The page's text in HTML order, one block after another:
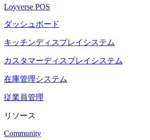
Loyverse POS
ダッシュボード
キッチンディスプレイシステム
カスタマーディスプレイシステム
在庫管理システム
従業員管理
リソース
Community